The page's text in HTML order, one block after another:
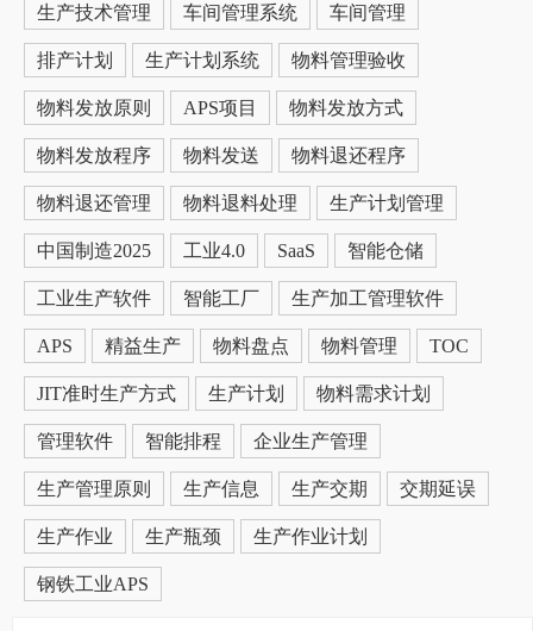
生产技术管理 车间管理系统 车间管理
排产计划 生产计划系统 物料管理验收
物料发放原则 APS项目 物料发放方式
物料发放程序 物料发送 物料退还程序
物料退还管理 物料退料处理 生产计划管理
中国制造2025 工业4.0 SaaS 智能仓储
工业生产软件 智能工厂 生产加工管理软件
APS 精益生产 物料盘点 物料管理 TOC
JIT准时生产方式 生产计划 物料需求计划
管理软件 智能排程 企业生产管理
生产管理原则 生产信息 生产交期 交期延误
生产作业 生产瓶颈 生产作业计划
钢铁工业APS